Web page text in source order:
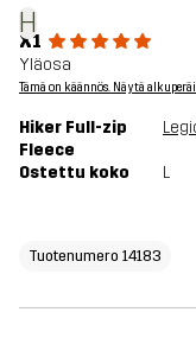
H
X1
Yläosa
Tämä on käännös. Näytä
Hiker Full-zip
Fleece
Ostettu koko L
Tuotenumero 14183